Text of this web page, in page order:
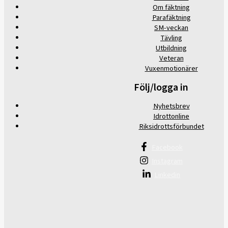
Om fäktning
Parafäktning
SM-veckan
Tävling
Utbildning
Veteran
Vuxenmotionärer
Följ/logga in
Nyhetsbrev
Idrottonline
Riksidrottsförbundet